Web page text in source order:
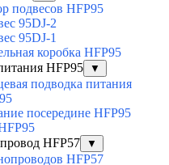
подвесов HFP95
95DJ-2
95DJ-1
коробка HFP95
HFP95
▼
подводка питания
посередине HFP95
HFP57
▼
HFP57